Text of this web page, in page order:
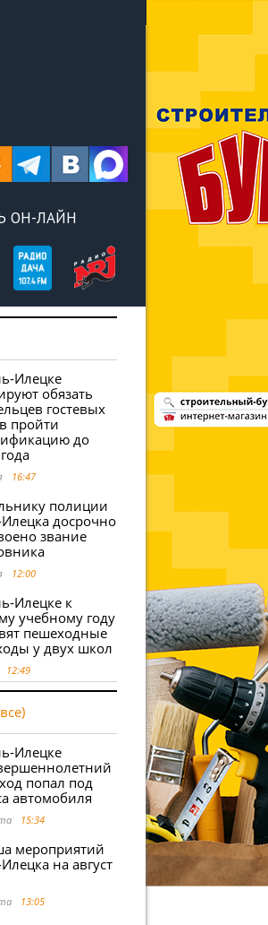
ОН-ЛАЙН
Илецке
обязать
гостевых
пройти
до
16:47
полиции
досрочно
звание
12:00
Илецке к
учебному году
пешеходные
у двух школ
12:49
Илецке
попал под
автомобиля
15:34
мероприятий
на август
13:05